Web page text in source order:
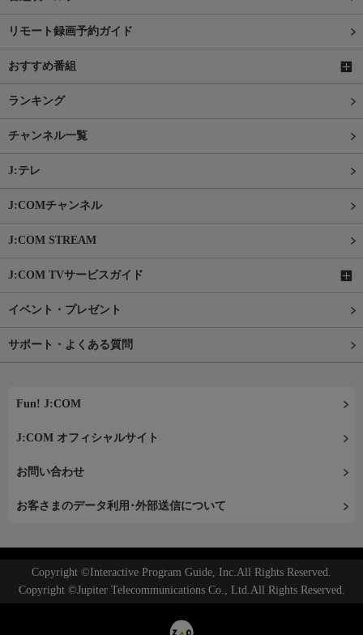
リモート録画予約ガイド
おすすめ番組
ランキング
チャンネル一覧
J:テレ
J:COMチャンネル
J:COM STREAM
J:COM TVサービスガイド
イベント・プレゼント
サポート・よくある質問
Fun! J:COM
J:COM オフィシャルサイト
お問い合わせ
お客さまのデータ利用･外部送信について
Copyright ©Interactive Program Guide, Inc.All Rights Reserved.
Copyright ©Jupiter Telecommunications Co., Ltd.All Rights Reserved.